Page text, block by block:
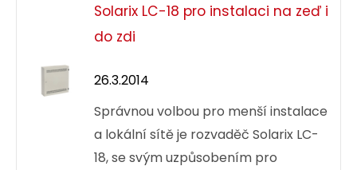
Solarix LC-18 pro instalaci na zeď i
do zdi
26.3.2014
Správnou volbou pro menší instalace
a lokální sítě je rozvaděč Solarix LC-
18, se svým uzpůsobením pro